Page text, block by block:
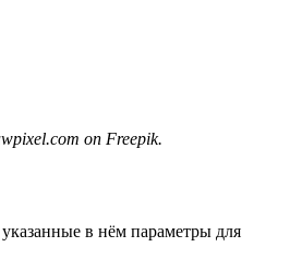
on Freepik.
указанные в нём параметры для